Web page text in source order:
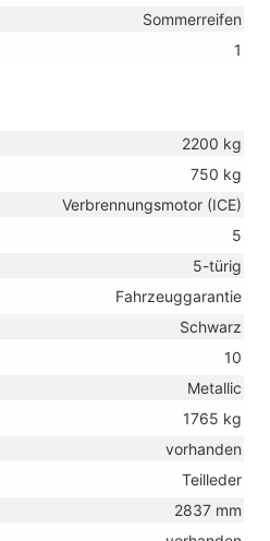
Sommerreifen
1
2200 kg
750 kg
Verbrennungsmotor (ICE)
5
5-türig
Fahrzeuggarantie
Schwarz
10
Metallic
1765 kg
vorhanden
Teilleder
2837 mm